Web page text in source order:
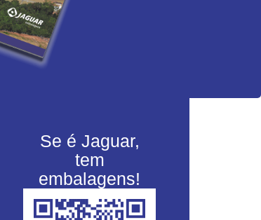
Se é Jaguar,
tem
embalagens!